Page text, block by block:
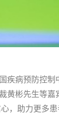
疾病预防控
黄彬先生等
，助力更多患